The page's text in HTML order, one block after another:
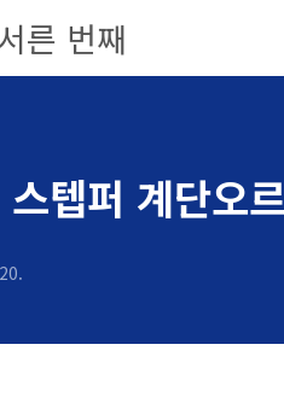
른 번째
텝퍼 계단오